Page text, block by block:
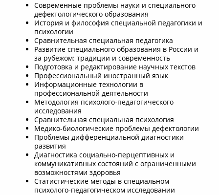
Современные проблемы науки и специального
дефектологического образования
История и философия специальной педагогики и
психологии
Сравнительная специальная педагогика
Развитие специального образования в России и
за рубежом: традиции и современность
Подготовка и редактирование научных текстов
Профессиональный иностранный язык
Информационные технологии в
профессиональной деятельности
Методология психолого-педагогического
исследования
Сравнительная специальная психология
Медико-биологические проблемы дефектологии
Проблемы дифференциальной диагностики
развития
Диагностика социально-перцептивных и
коммуникативных состояний с ограниченными
возможностями здоровья
Статистические методы в специальном
психолого-педагогическом исследовании